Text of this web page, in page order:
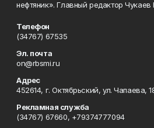
нефтяник». Главный редактор
Телефон
(34767) 67535
Эл. почта
on@rbsmi.ru
Адрес
452614, г. Октябрьский, ул. Чапаева,
Рекламная служба
(34767) 67660, +79374777094